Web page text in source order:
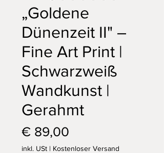
„Goldene
Dünenzeit II" –
Fine Art Print |
Schwarzweiß
Wandkunst |
Gerahmt
€ 89,00
inkl. USt | Kostenloser Versand